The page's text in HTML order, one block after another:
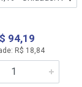
94,19
R$ 18,84